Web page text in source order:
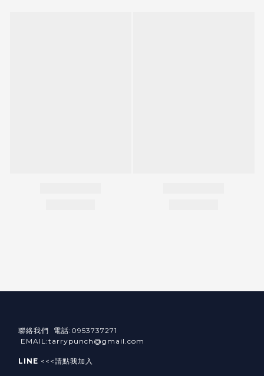
聯絡我們 電話:0953737271
EMAIL:tarrypunch@gmail.com
LINE <<<請點我加入